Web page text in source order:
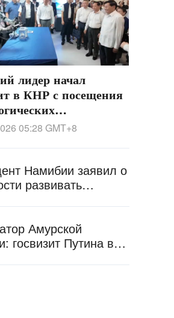
лидер начал
в КНР с посещения
в Ханчжоу
05:28 GMT+8
Намибии заявил о
развивать
Амурской
госвизит Путина в